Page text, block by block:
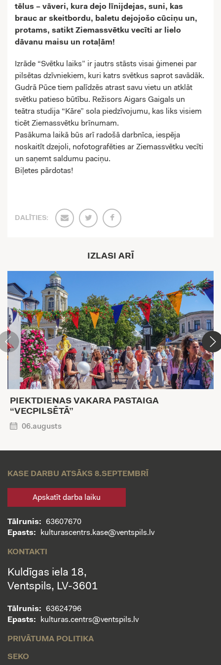
tēlus – vāveri, kura dejo līnijdejas, suni, kas
brauc ar skeitbordu, baletu dejojošo cūciņu un,
protams, satikt Ziemassvētku vecīti ar lielo
dāvanu maisu un rotaļām!
Izrāde “Svētku laiks” ir jautrs stāsts visai ģimenei par
pilsētas dzīvniekiem, kuri katrs svētkus saprot savādāk.
Gudrā Pūce tiem palīdzēs atrast savu vietu un atklāt
svētku patieso būtību. Režisors Aigars Gaigals un
teātra studija “Kāre” sola piedzīvojumu, kas liks visiem
ticēt Ziemassvētku brīnumam.
Pasākuma laikā būs arī radošā darbnīca, iespēja
noskaitīt dzejoli, nofotografēties ar Ziemassvētku vecīti
un saņemt saldumu paciņu.
Biļetes pārdotas!
DALĪTIES:
IZLASI ARĪ
PIEKTDIENAS VAKARA PASTAIGA
“VECPILSĒTĀ”
06.augusts
KASE DARBU ATSĀKS 8.SEPTEMBRĪ
Apskatīt darba laiku
Tālrunis:
63607670
Epasts:
kulturascentrs.kase@ventspils.lv
KONTAKTI
Kuldīgas iela 18,
Ventspils, LV-3601
Tālrunis:
63624796
Epasts:
kulturas.centrs@ventspils.lv
PRIVĀTUMA POLITIKA
SEKO